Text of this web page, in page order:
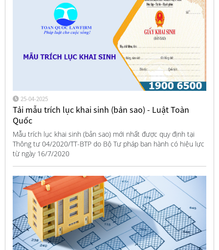
25-04-2025
Tải mẫu trích lục khai sinh (bản sao) - Luật Toàn
Quốc
Mẫu trích lục khai sinh (bản sao) mới nhất được quy định tại
Thông tư 04/2020/TT-BTP do Bộ Tư pháp ban hành có hiệu lực
từ ngày 16/7/2020